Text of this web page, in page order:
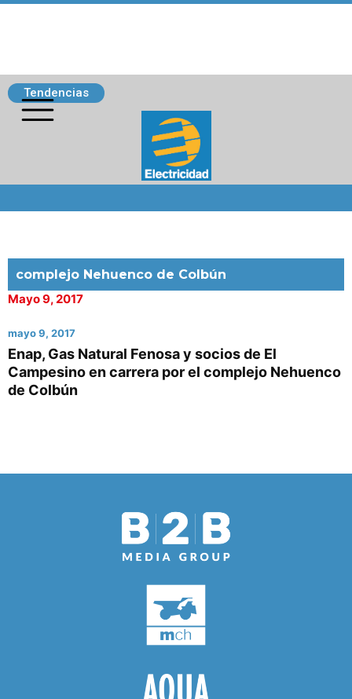
Tendencias
complejo Nehuenco de Colbún
Mayo 9, 2017
mayo 9, 2017
Enap, Gas Natural Fenosa y socios de El
Campesino en carrera por el complejo Nehuenco
de Colbún